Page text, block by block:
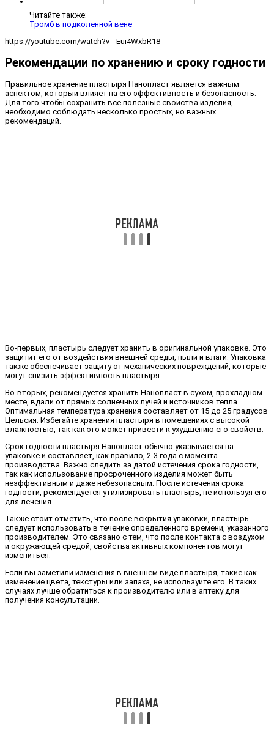
Читайте также:
Тромб в подколенной вене
https://youtube.com/watch?v=-Eui4WxbR18
Рекомендации по хранению и сроку годности
Правильное хранение пластыря Нанопласт является важным
аспектом, который влияет на его эффективность и безопасность.
Для того чтобы сохранить все полезные свойства изделия,
необходимо соблюдать несколько простых, но важных
рекомендаций.
Во-первых, пластырь следует хранить в оригинальной упаковке. Это
защитит его от воздействия внешней среды, пыли и влаги. Упаковка
также обеспечивает защиту от механических повреждений, которые
могут снизить эффективность пластыря.
Во-вторых, рекомендуется хранить Нанопласт в сухом, прохладном
месте, вдали от прямых солнечных лучей и источников тепла.
Оптимальная температура хранения составляет от 15 до 25 градусов
Цельсия. Избегайте хранения пластыря в помещениях с высокой
влажностью, так как это может привести к ухудшению его свойств.
Срок годности пластыря Нанопласт обычно указывается на
упаковке и составляет, как правило, 2-3 года с момента
производства. Важно следить за датой истечения срока годности,
так как использование просроченного изделия может быть
неэффективным и даже небезопасным. После истечения срока
годности, рекомендуется утилизировать пластырь, не используя его
для лечения.
Также стоит отметить, что после вскрытия упаковки, пластырь
следует использовать в течение определенного времени, указанного
производителем. Это связано с тем, что после контакта с воздухом
и окружающей средой, свойства активных компонентов могут
измениться.
Если вы заметили изменения в внешнем виде пластыря, такие как
изменение цвета, текстуры или запаха, не используйте его. В таких
случаях лучше обратиться к производителю или в аптеку для
получения консультации.